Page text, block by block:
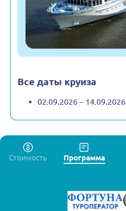
Все даты круиза
02.09.2026 – 14.09.2026
Стоимость Программа